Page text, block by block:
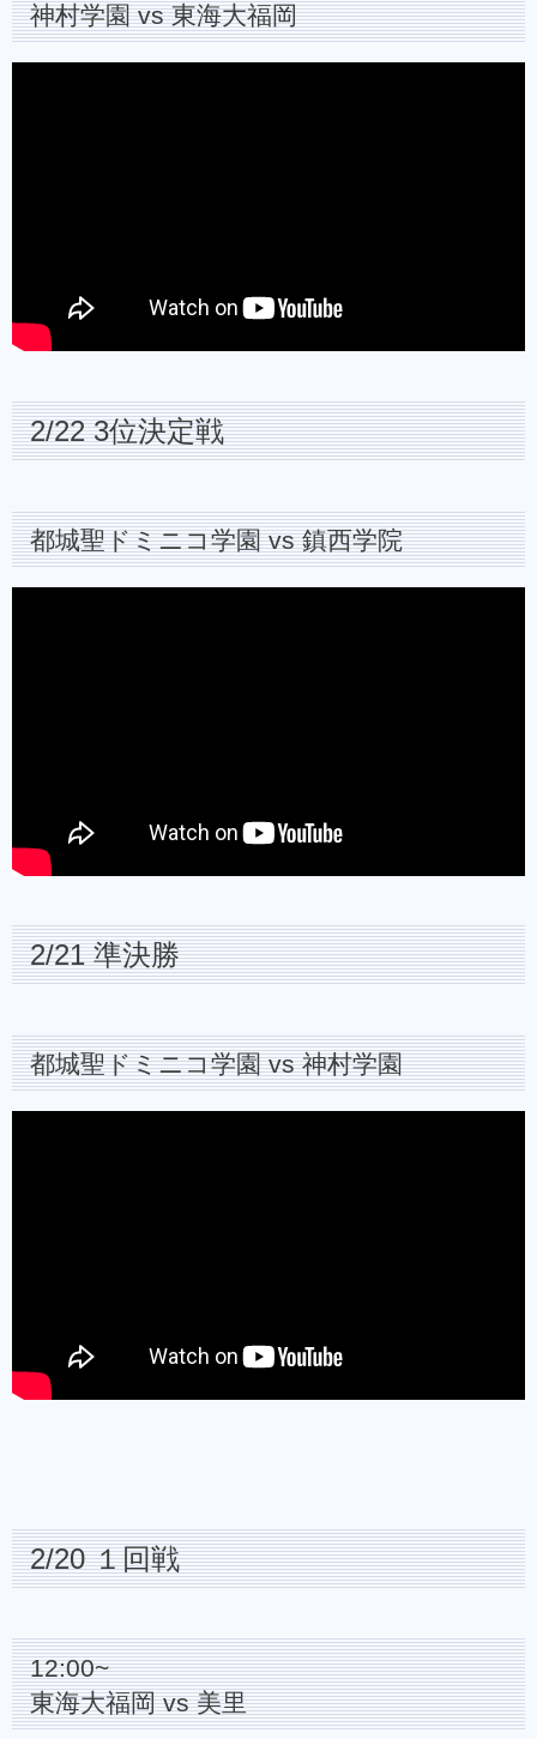
神村学園 vs 東海大福岡
2/22 3位決定戦
都城聖ドミニコ学園 vs 鎮西学院
2/21 準決勝
都城聖ドミニコ学園 vs 神村学園
2/20 １回戦
12:00~
東海大福岡 vs 美里